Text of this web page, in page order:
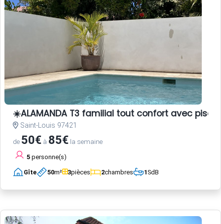
☀️ALAMANDA T3 familial tout confort avec
Saint-Louis 97421
de 50€ à 85€ la semaine
5 personne(s)
Gîte 50m² 3pièces 2chambres 1SdB